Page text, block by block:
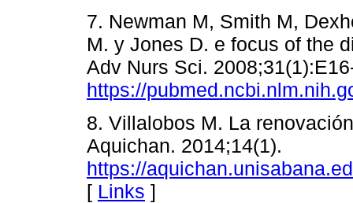
7. Newman M, Smith M,
M. y Jones D. e focus of the
Adv Nurs Sci.
https://
8. Villalobos M. La
Aquichan. 2014;14(1).
https://
[ Links ]